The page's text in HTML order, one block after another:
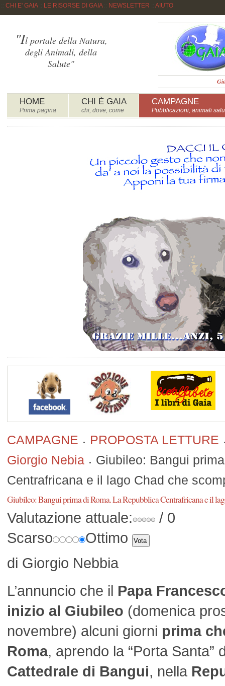
CHI E' GAIA:: LE RISORSE DI GAIA:: NEWSLETTER AIUTO
HOME
Prima pagina
CHI È GAIA
chi, dove, come
CAMPAGNE
Pubblicazioni, animali
"Il portale della Natura,
degli Animali, della
Salute"
CAMPAGNE
PROPOSTA LETTURE
Giorgio Nebia
Giubileo: Bangui
Centrafricana e il lago Chad che
Giubileo: Bangui prima di Roma. La Repubblica Centrafricana e il
Valutazione attuale:
/ 0
Scarso
Ottimo
di Giorgio Nebbia
L’annuncio che il Papa
inizio al Giubileo (domenica
novembre) alcuni giorni prima
Roma, aprendo la “Porta Santa”
Cattedrale di Bangui, nella